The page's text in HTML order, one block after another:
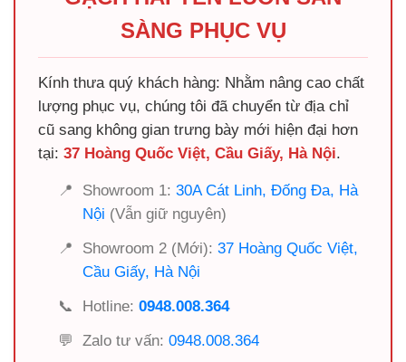
SÀNG PHỤC VỤ
Kính thưa quý khách hàng: Nhằm nâng cao chất
lượng phục vụ, chúng tôi đã chuyển từ địa chỉ
cũ sang không gian trưng bày mới hiện đại hơn
tại: 37 Hoàng Quốc Việt, Cầu Giấy, Hà Nội.
📍 Showroom 1: 30A Cát Linh, Đống Đa, Hà
Nội (Vẫn giữ nguyên)
📍
Showroom 2 (Mới): 37 Hoàng Quốc Việt,
Cầu Giấy, Hà Nội
📞
Hotline: 0948.008.364
💬
Zalo tư vấn: 0948.008.364